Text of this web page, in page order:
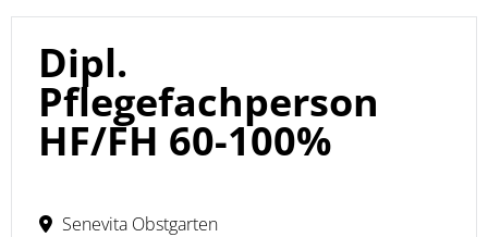
Dipl.
Pflegefachperson
HF/FH 60-100%
Senevita Obstgarten